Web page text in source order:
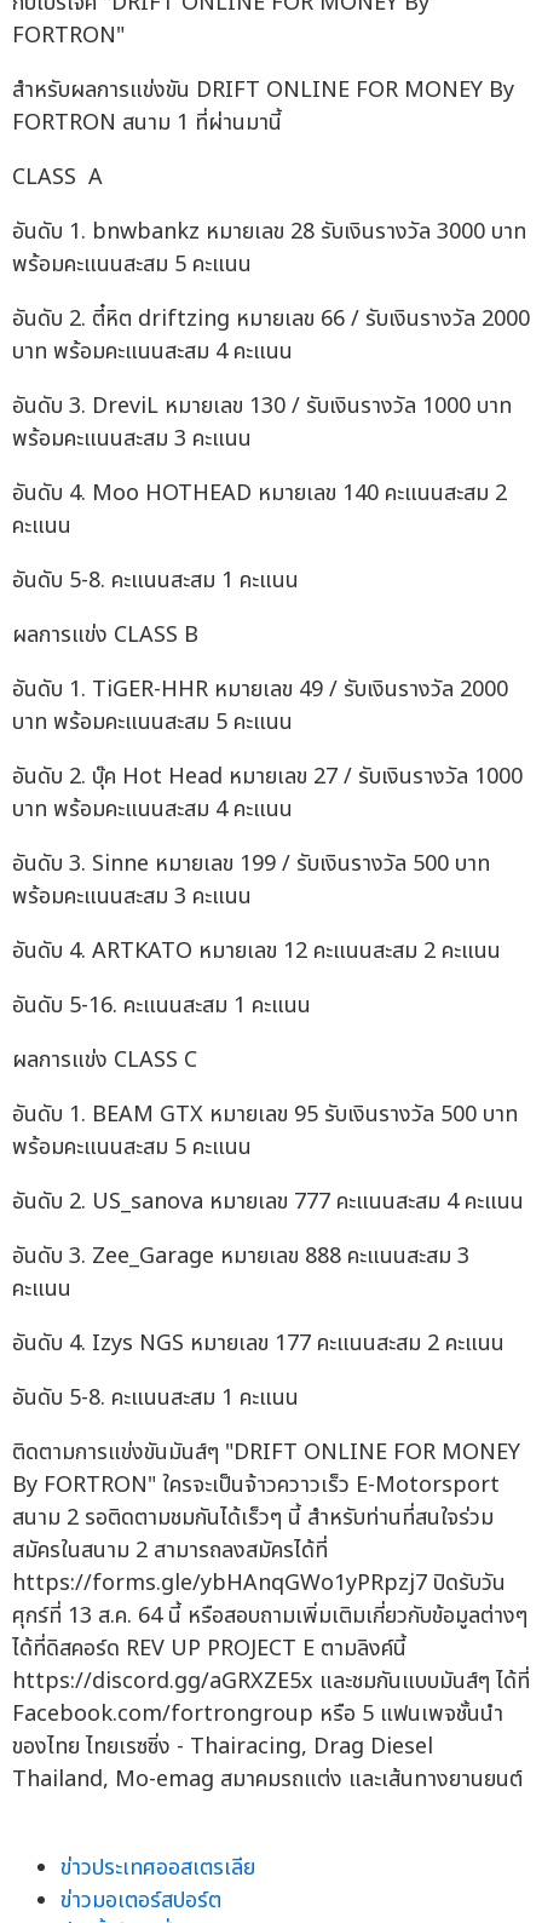
สำหรับผลการแข่งขัน DRIFT ONLINE FOR MONEY By
FORTRON สนาม 1 ที่ผ่านมานี้
CLASS A
อันดับ 1. bnwbankz หมายเลข 28 รับเงินรางวัล 3000 บาท
พร้อมคะแนนสะสม 5 คะแนน
อันดับ 2. ตี๋หิต driftzing หมายเลข 66 / รับเงินรางวัล 2000
บาท พร้อมคะแนนสะสม 4 คะแนน
อันดับ 3. DreviL หมายเลข 130 / รับเงินรางวัล 1000 บาท
พร้อมคะแนนสะสม 3 คะแนน
อันดับ 4. Moo HOTHEAD หมายเลข 140 คะแนนสะสม 2
คะแนน
อันดับ 5-8. คะแนนสะสม 1 คะแนน
ผลการแข่ง CLASS B
อันดับ 1. TiGER-HHR หมายเลข 49 / รับเงินรางวัล 2000
บาท พร้อมคะแนนสะสม 5 คะแนน
อันดับ 2. บุ๊ค Hot Head หมายเลข 27 / รับเงินรางวัล 1000
บาท พร้อมคะแนนสะสม 4 คะแนน
อันดับ 3. Sinne หมายเลข 199 / รับเงินรางวัล 500 บาท
พร้อมคะแนนสะสม 3 คะแนน
อันดับ 4. ARTKATO หมายเลข 12 คะแนนสะสม 2 คะแนน
อันดับ 5-16. คะแนนสะสม 1 คะแนน
ผลการแข่ง CLASS C
อันดับ 1. BEAM GTX หมายเลข 95 รับเงินรางวัล 500 บาท
พร้อมคะแนนสะสม 5 คะแนน
อันดับ 2. US_sanova หมายเลข 777 คะแนนสะสม 4 คะแนน
อันดับ 3. Zee_Garage หมายเลข 888 คะแนนสะสม 3
คะแนน
อันดับ 4. Izys NGS หมายเลข 177 คะแนนสะสม 2 คะแนน
อันดับ 5-8. คะแนนสะสม 1 คะแนน
ติดตามการแข่งขันมันส์ๆ "DRIFT ONLINE FOR MONEY
By FORTRON" ใครจะเป็นจ้าวควาวเร็ว E-Motorsport
สนาม 2 รอติดตามชมกันได้เร็วๆ นี้ สำหรับท่านที่สนใจร่วม
สมัครในสนาม 2 สามารถลงสมัครได้ที่
https://forms.gle/ybHAnqGWo1yPRpzj7 ปิดรับวัน
ศุกร์ที่ 13 ส.ค. 64 นี้ หรือสอบถามเพิ่มเติมเกี่ยวกับข้อมูลต่างๆ
ได้ที่ดิสคอร์ด REV UP PROJECT E ตามลิงค์นี้
https://discord.gg/aGRXZE5x และชมกันแบบมันส์ๆ ได้ที่
Facebook.com/fortrongroup หรือ 5 แฟนเพจชั้นนำ
ของไทย ไทยเรซซิ่ง - Thairacing, Drag Diesel
Thailand, Mo-emag สมาคมรถแต่ง และเส้นทางยานยนต์
ข่าวประเทศออสเตรเลีย
ข่าวมอเตอร์สปอร์ต